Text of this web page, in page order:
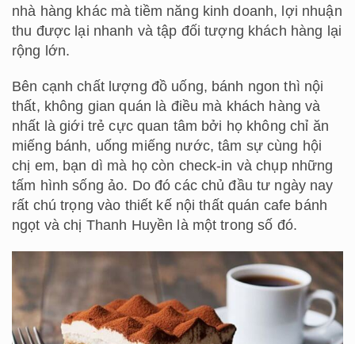
nhà hàng khác mà tiềm năng kinh doanh, lợi nhuận
thu được lại nhanh và tập đối tượng khách hàng lại
rộng lớn.
Bên cạnh chất lượng đồ uống, bánh ngon thì nội
thất, không gian quán là điều mà khách hàng và
nhất là giới trẻ cực quan tâm bởi họ không chỉ ăn
miếng bánh, uống miếng nước, tâm sự cùng hội
chị em, bạn dì mà họ còn check-in và chụp những
tấm hình sống ảo. Do đó các chủ đầu tư ngày nay
rất chú trọng vào thiết kế nội thất quán cafe bánh
ngọt và chị Thanh Huyền là một trong số đó.